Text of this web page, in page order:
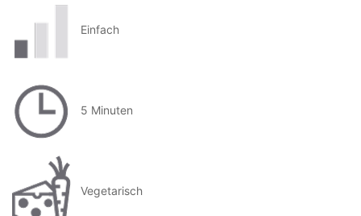
Einfach
5 Minuten
Vegetarisch